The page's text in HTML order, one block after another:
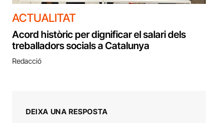
ACTUALITAT
Acord històric per dignificar el salari dels
treballadors socials a Catalunya
Redacció
DEIXA UNA RESPOSTA